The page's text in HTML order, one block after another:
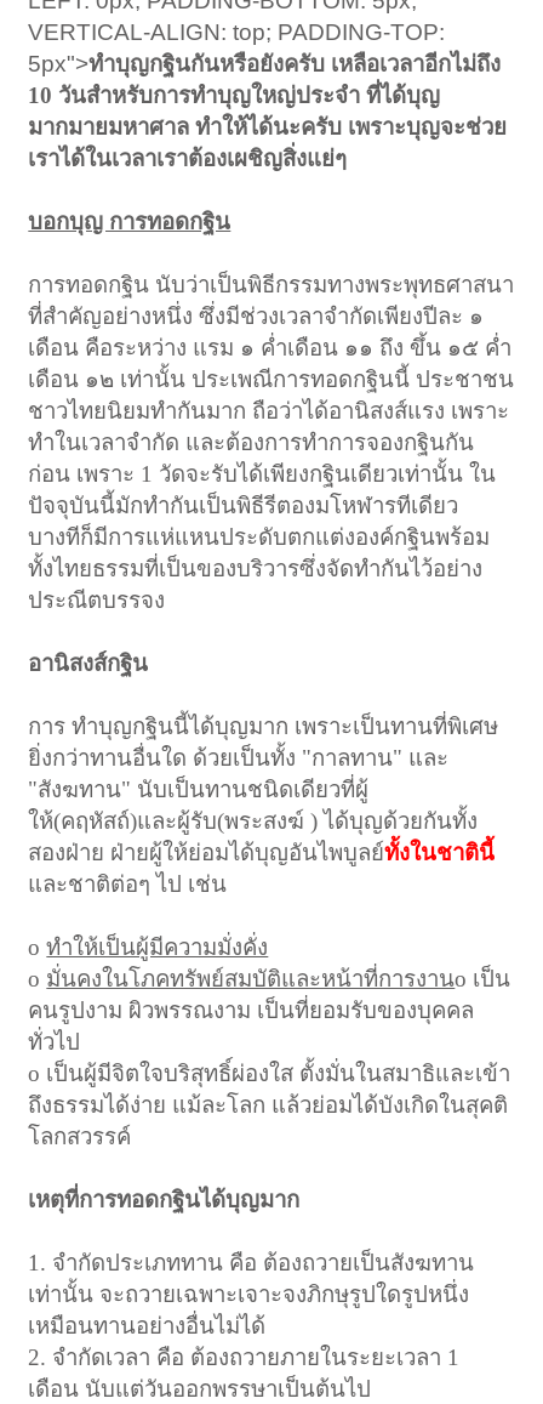
VERTICAL-ALIGN: top; PADDING-TOP:
5px">ทำบุญกฐินกันหรือยังครับ เหลือเวลาอีกไม่ถึง
10 วันสำหรับการทำบุญใหญ่ประจำ ที่ได้บุญ
มากมายมหาศาล ทำให้ได้นะครับ เพราะบุญจะช่วย
เราได้ในเวลาเราต้องเผชิญสิ่งแย่ๆ
บอกบุญ การทอดกฐิน
การทอดกฐิน นับว่าเป็นพิธีกรรมทางพระพุทธศาสนา
ที่สำคัญอย่างหนึ่ง ซึ่งมีช่วงเวลาจำกัดเพียงปีละ ๑
เดือน คือระหว่าง แรม ๑ ค่ำเดือน ๑๑ ถึง ขึ้น ๑๕ ค่ำ
เดือน ๑๒ เท่านั้น ประเพณีการทอดกฐินนี้ ประชาชน
ชาวไทยนิยมทำกันมาก ถือว่าได้อานิสงส์แรง เพราะ
ทำในเวลาจำกัด และต้องการทำการจองกฐินกัน
ก่อน เพราะ 1 วัดจะรับได้เพียงกฐินเดียวเท่านั้น ใน
ปัจจุบันนี้มักทำกันเป็นพิธีรีตองมโหฬารทีเดียว
บางทีก็มีการแห่แหนประดับตกแต่งองค์กฐินพร้อม
ทั้งไทยธรรมที่เป็นของบริวารซึ่งจัดทำกันไว้อย่าง
ประณีตบรรจง
อานิสงส์กฐิน
การ ทำบุญกฐินนี้ได้บุญมาก เพราะเป็นทานที่พิเศษ
ยิ่งกว่าทานอื่นใด ด้วยเป็นทั้ง "กาลทาน" และ
"สังฆทาน" นับเป็นทานชนิดเดียวที่ผู้
ให้(คฤหัสถ์)และผู้รับ(พระสงฆ์ ) ได้บุญด้วยกันทั้ง
สองฝ่าย ฝ่ายผู้ให้ย่อมได้บุญอันไพบูลย์ทั้งในชาตินี้
และชาติต่อๆ ไป เช่น
oทำให้เป็นผู้มีความมั่งคั่ง
o มั่นคงในโภคทรัพย์สมบัติและหน้าที่การงานo เป็น
คนรูปงาม ผิวพรรณงาม เป็นที่ยอมรับของบุคคล
ทั่วไป
o เป็นผู้มีจิตใจบริสุทธิ์ผ่องใส ตั้งมั่นในสมาธิและเข้า
ถึงธรรมได้ง่าย แม้ละโลก แล้วย่อมได้บังเกิดในสุคติ
โลกสวรรค์
เหตุที่การทอดกฐินได้บุญมาก
1. จำกัดประเภททาน คือ ต้องถวายเป็นสังฆทาน
เท่านั้น จะถวายเฉพาะเจาะจงภิกษุรูปใดรูปหนึ่ง
เหมือนทานอย่างอื่นไม่ได้
2. จำกัดเวลา คือ ต้องถวายภายในระยะเวลา 1
เดือน นับแต่วันออกพรรษาเป็นต้นไป